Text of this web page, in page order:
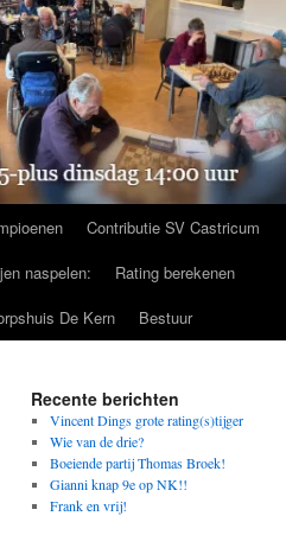
Contributie SV Castricum
naspelen:
Rating berekenen
De Kern Bestuur
Recente berichten
Vincent Dings grote rating(s)tijger
Wie van de drie?
Boeiende partij Thomas Broek!
Gianni knap 9e op NK!!
Frank en vrij!